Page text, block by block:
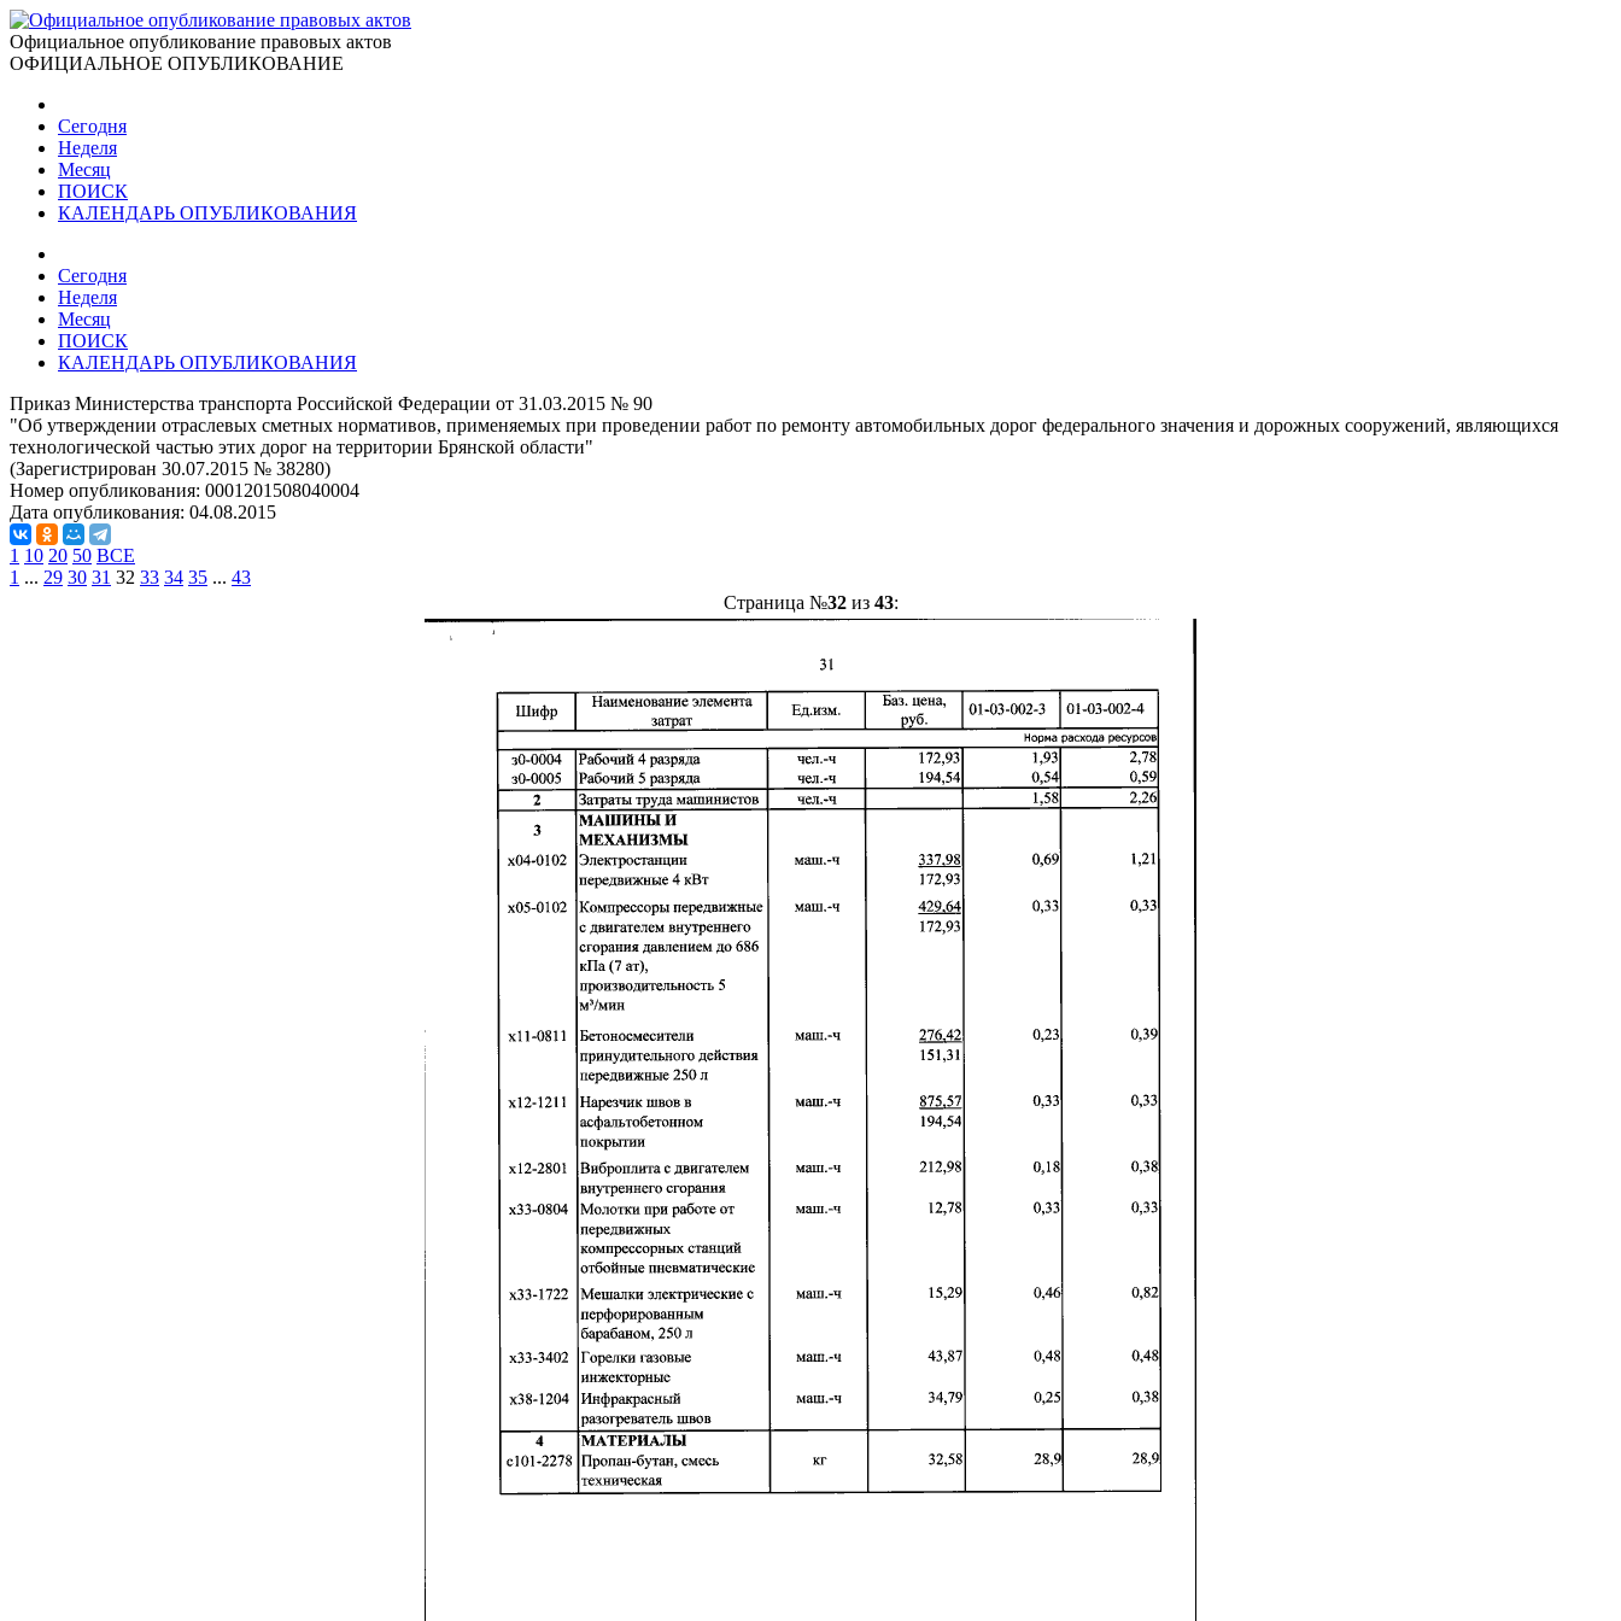
Официальное опубликование правовых актов
ОФИЦИАЛЬНОЕ ОПУБЛИКОВАНИЕ
Сегодня
Неделя
Месяц
ПОИСК
КАЛЕНДАРЬ ОПУБЛИКОВАНИЯ
Сегодня
Неделя
Месяц
ПОИСК
КАЛЕНДАРЬ ОПУБЛИКОВАНИЯ
Приказ Министерства транспорта Российской Федерации от 31.03.2015 № 90
"Об утверждении отраслевых сметных нормативов, применяемых при проведении работ по ремонту автомобильных дорог федерального значения и дорожных сооружений, являющихся
технологической частью этих дорог на территории Брянской области"
(Зарегистрирован 30.07.2015 № 38280)
Номер опубликования: 0001201508040004
Дата опубликования: 04.08.2015
1 10 20 50 ВСЕ
1 ... 29 30 31 32 33 34 35 ... 43
Страница №32из 43: